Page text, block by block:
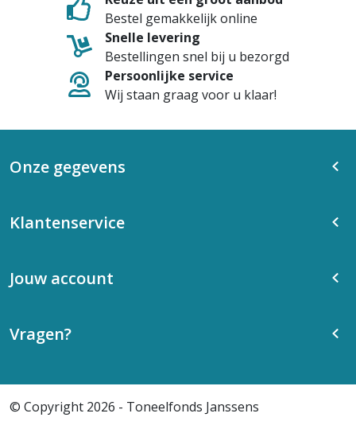
Bestel gemakkelijk online
Snelle levering
Bestellingen snel bij u bezorgd
Persoonlijke service
Wij staan graag voor u klaar!
Onze gegevens
Klantenservice
Jouw account
Vragen?
© Copyright 2026 - Toneelfonds Janssens